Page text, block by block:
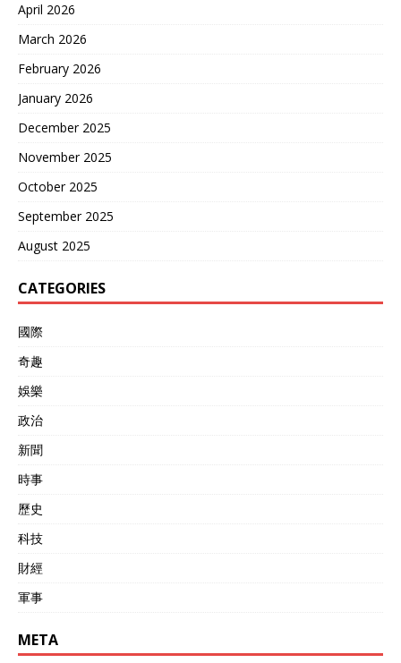
April 2026
March 2026
February 2026
January 2026
December 2025
November 2025
October 2025
September 2025
August 2025
CATEGORIES
國際
奇趣
娛樂
政治
新聞
時事
歷史
科技
財經
軍事
META